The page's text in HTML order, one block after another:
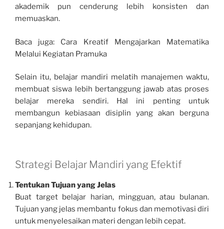
akademik pun cenderung lebih konsisten dan
memuaskan.
Baca juga: Cara Kreatif Mengajarkan Matematika
Melalui Kegiatan Pramuka
Selain itu, belajar mandiri melatih manajemen waktu,
membuat siswa lebih bertanggung jawab atas proses
belajar mereka sendiri. Hal ini penting untuk
membangun kebiasaan disiplin yang akan berguna
sepanjang kehidupan.
Strategi Belajar Mandiri yang Efektif
Tentukan Tujuan yang Jelas
Buat target belajar harian, mingguan, atau bulanan.
Tujuan yang jelas membantu fokus dan memotivasi diri
untuk menyelesaikan materi dengan lebih cepat.